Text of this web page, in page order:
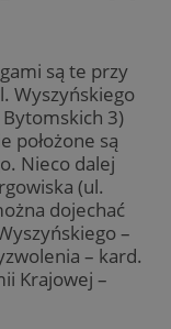
są te przy
Wyszyńskiego
3)
położone są
Nieco dalej
(ul.
dojechać
–
– kard.
Krajowej –